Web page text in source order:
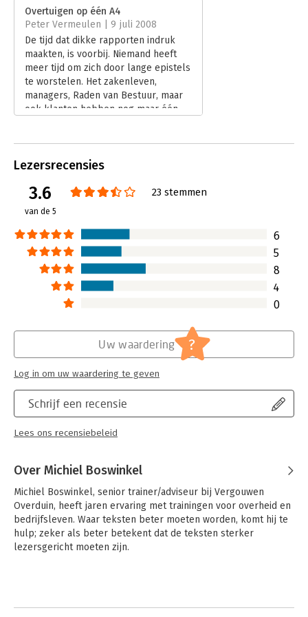
Verschijningsdatum:
Hoofdrubriek:
Persoonlijke effectiviteit
Jongbloed:
Grammatica, schrijfhulp, taalvaardigheid
Overtuigen op één A4
Peter Vermeulen | 9 juli 2008
De tijd dat dikke rapporten indruk
maakten, is voorbij. Niemand heeft
meer tijd om zich door lange epistels
te worstelen. Het zakenleven,
managers, Raden van Bestuur, maar
ook klanten hebben nog maar één
overtuigend. Wilt u ook beter uw
maar denkt u dat dit een utopie is?
Met 'Overtuigen op één A4' proberen
door middel van 126 A5-jes ervan te
overtuigen dat dit geen onmogelijke
Lees verder
Lezersrecensies
3.6
van de 5
23 stemmen
6
5
8
4
0
Schrijf een recensie
Lees ons recensiebeleid
Uw waardering ?
Log in om uw waardering te geven
Over Michiel Boswinkel
Michiel Boswinkel, senior trainer/adviseur bij Vergouwen
Overduin, heeft jaren ervaring met trainingen voor overheid en
bedrijfsleven. Waar teksten beter moeten worden, komt hij te
hulp; zeker als beter betekent dat de teksten sterker
lezersgericht moeten zijn.